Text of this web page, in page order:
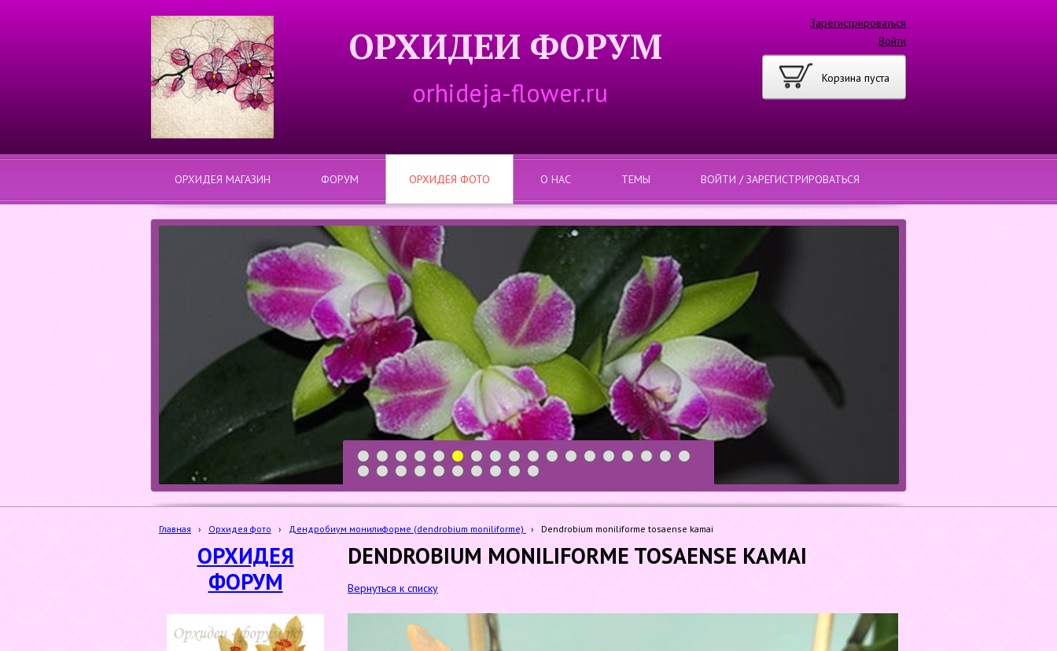
Корзина пуста
Зарегистрироваться
Войти
ОРХИДЕИ ФОРУМ
orhideja-flower.ru
ОРХИДЕЯ МАГАЗИН ФОРУМ ОРХИДЕЯ ФОТО О НАС ТЕМЫ ВОЙТИ / ЗАРЕГИСТРИРОВАТЬСЯ
1 2 3 4 5 6 7 8 9 10 11 12 13 14 15 16 17 18
19 20 21 22 23 24 25 26 27 28
Главная › Орхидея фото › Дендробиум монилиформе (dendrobium moniliforme) › Dendrobium moniliforme tosaense kamai
ОРХИДЕЯ
ФОРУМ
DENDROBIUM MONILIFORME TOSAENSE KAMAI
Вернуться к списку